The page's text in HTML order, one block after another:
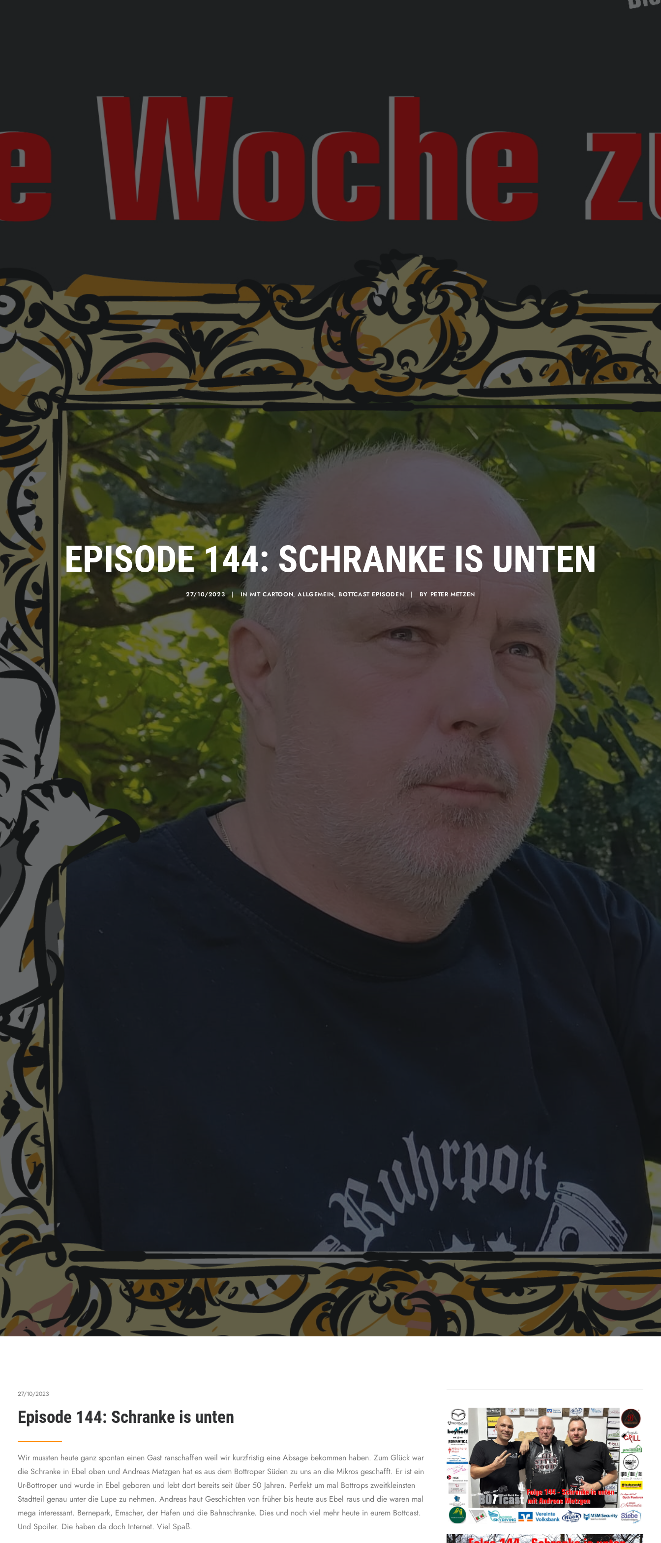
EPISODE 144: SCHRANKE IS UNTEN
27/10/2023 | IN MIT CARTOON,ALLGEMEIN, BOTTCAST EPISODEN | BY PETER METZEN
27/10/2023
Episode 144: Schranke is unten
Wir mussten heute ganz spontan einen Gast ranschaffen weil wir kurzfristig eine Absage bekommen haben. Zum Glück war
die Schranke in Ebel oben und Andreas Metzgen hat es aus dem Bottroper Süden zu uns an die Mikros geschafft. Er ist ein
Ur-Bottroper und wurde in Ebel geboren und lebt dort bereits seit über 50 Jahren. Perfekt um mal Bottrops zweitkleinsten
Stadtteil genau unter die Lupe zu nehmen. Andreas haut Geschichten von früher bis heute aus Ebel raus und die waren mal
mega interessant. Bernepark, Emscher, der Hafen und die Bahnschranke. Dies und noch viel mehr heute in eurem Bottcast.
Und Spoiler. Die haben da doch Internet. Viel Spaß.